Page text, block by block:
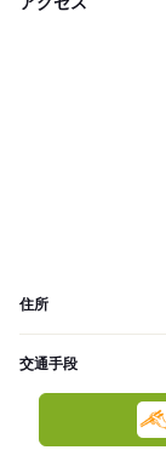
住所
交通手段